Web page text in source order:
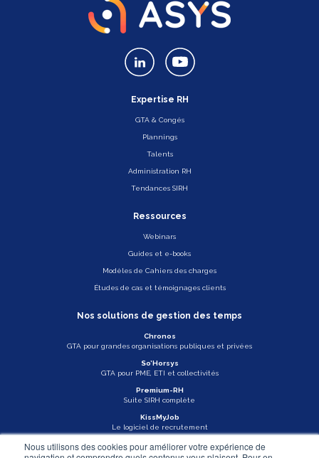
Nous utilisons des cookies pour améliorer votre expérience de
Expertise RH
GTA & Congés
Plannings
Talents
Administration RH
Tendances SIRH
Ressources
Webinars
Guides et e-books
Modèles de Cahiers des charges
Études de cas et témoignages clients
Nos solutions de gestion des temps
Chronos
GTA pour grandes organisations publiques et privées
So’Horsys
GTA pour PME, ETI et collectivités
Premium-RH
Suite SIRH complète
KissMyJob
Le logiciel de recrutement
Veille légale